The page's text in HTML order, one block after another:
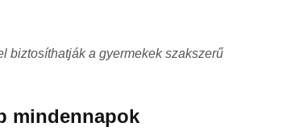
biztosíthatják a gyermekek szakszerű
mindennapok